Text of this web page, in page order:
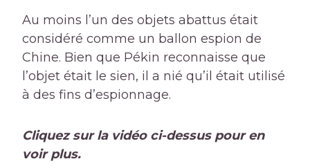
Au moins l’un des objets abattus était
considéré comme un ballon espion de
Chine. Bien que Pékin reconnaisse que
l’objet était le sien, il a nié qu’il était utilisé
à des fins d’espionnage.
Cliquez sur la vidéo ci-dessus pour en
voir plus.